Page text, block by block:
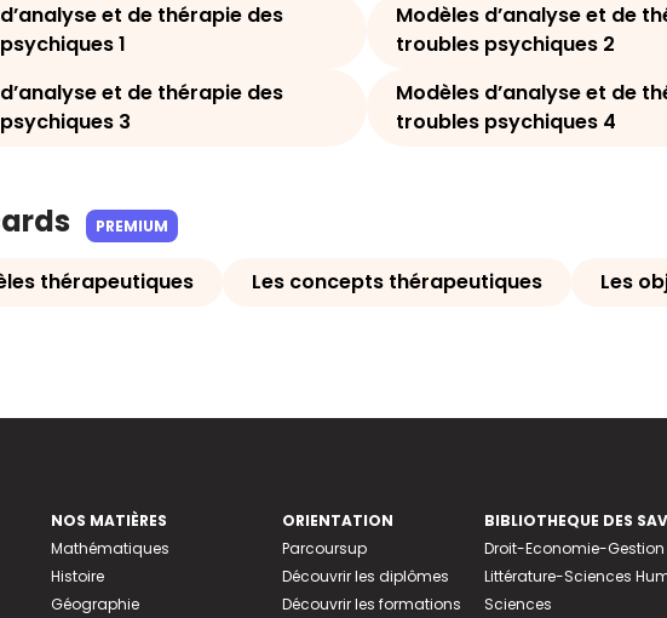
et de thérapie des
1
Modèles d’analyse et de
troubles psychiques 2
et de thérapie des
3
Modèles d’analyse et de
troubles psychiques 4
PREMIUM
thérapeutiques Les concepts thérapeutiques Les
NOS MATIÈRES
Mathématiques
Histoire
Géographie
ORIENTATION
Parcoursup
Découvrir les diplômes
Découvrir les formations
BIBLIOTHEQUE DES
Droit-Economie-Gestion
Littérature-Sciences
Sciences